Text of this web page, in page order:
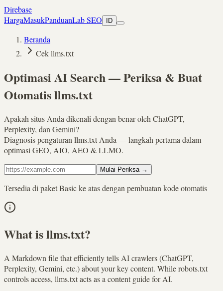
Direbase
HargaMasukPanduanLab SEO ID
Beranda
Cek llms.txt
Optimasi AI Search— Periksa & Buat
Otomatis llms.txt
Apakah situs Anda dikenali dengan benar oleh ChatGPT,
Perplexity, dan Gemini?
Diagnosis pengaturan llms.txt Anda — langkah pertama dalam
optimasi GEO, AIO, AEO & LLMO.
Mulai Periksa →
Tersedia di paket Basic ke atas dengan pembuatan kode otomatis
What is llms.txt?
A Markdown file that efficiently tells AI crawlers (ChatGPT,
Perplexity, Gemini, etc.) about your key content. While robots.txt
controls access, llms.txt acts as a content guide for AI.